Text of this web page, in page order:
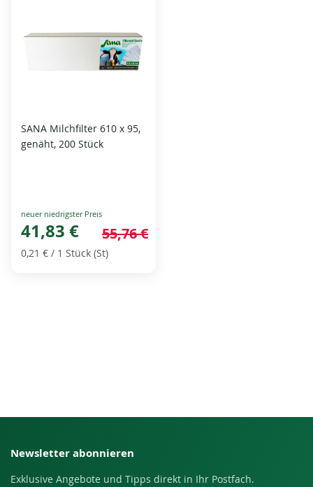
SANA Milchfilter 610 x 95,
genäht, 200 Stück
Special
Price
41,83 € 55,76 €
0,21 € / 1 Stück (St)
Newsletter abonnieren
Exklusive Angebote und Tipps direkt in Ihr Postfach.